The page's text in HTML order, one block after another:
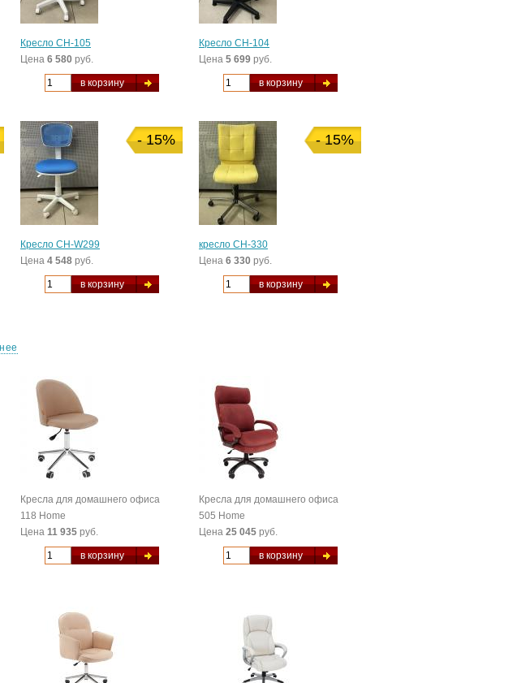
Кресло CH-105
Цена 6 580 руб.
в корзину
Кресло CH-104
Цена 5 699 руб.
в корзину
- 15%
Кресло CH-W299
Цена 4 548 руб.
в корзину
- 15%
кресло СН-330
Цена 6 330 руб.
в корзину
Кресла для домашнего офиса
118 Home
Цена 11 935 руб.
в корзину
Кресла для домашнего офиса
505 Home
Цена 25 045 руб.
в корзину